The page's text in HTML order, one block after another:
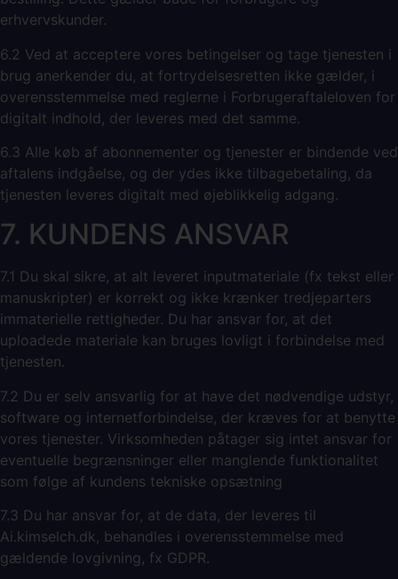
erhvervskunder.
6.2 Ved at acceptere vores betingelser og tage tjenesten i
brug anerkender du, at fortrydelsesretten ikke gælder, i
overensstemmelse med reglerne i Forbrugeraftaleloven for
digitalt indhold, der leveres med det samme.
6.3 Alle køb af abonnementer og tjenester er bindende ved
aftalens indgåelse, og der ydes ikke tilbagebetaling, da
tjenesten leveres digitalt med øjeblikkelig adgang.
7. KUNDENS ANSVAR
7.1 Du skal sikre, at alt leveret inputmateriale (fx tekst eller
manuskripter) er korrekt og ikke krænker tredjeparters
immaterielle rettigheder. Du har ansvar for, at det
uploadede materiale kan bruges lovligt i forbindelse med
tjenesten.
7.2 Du er selv ansvarlig for at have det nødvendige udstyr,
software og internetforbindelse, der kræves for at benytte
vores tjenester. Virksomheden påtager sig intet ansvar for
eventuelle begrænsninger eller manglende funktionalitet
som følge af kundens tekniske opsætning
7.3 Du har ansvar for, at de data, der leveres til
Ai.kimselch.dk, behandles i overensstemmelse med
gældende lovgivning, fx GDPR.